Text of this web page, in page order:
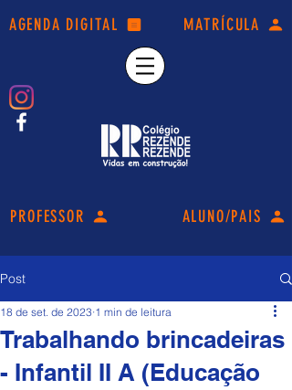
AGENDA DIGITAL MATRÍCULA
PROFESSOR ALUNO/PAIS
Post
Trabalhando brincadeiras
- Infantil II A (Educação
18 de set. de 2023 1 min de leitura